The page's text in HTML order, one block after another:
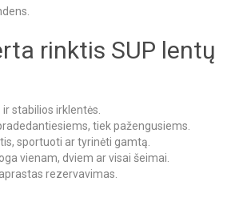
rinktis SUP lentų
ir stabilios irklentės.
tiek pažengusiems.
sportuoti ar tyrinėti gamtą.
vienam, dviem ar visai šeimai.
rezervavimas.